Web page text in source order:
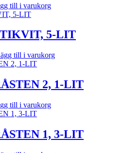
till i varukorg
5-LIT
till i varukorg
2, 1-LIT
till i varukorg
1, 3-LIT